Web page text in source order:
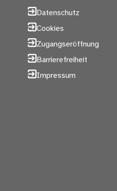
Datenschutz
Cookies
Zugangseröffnung
Barrierefreiheit
Impressum